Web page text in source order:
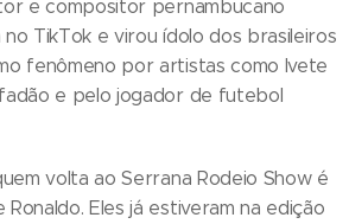
e compositor pernambucano
TikTok e virou ídolo dos brasileiros
fenômeno por artistas como Ivete
e pelo jogador de futebol
volta ao Serrana Rodeio Show é
Eles já estiveram na edição